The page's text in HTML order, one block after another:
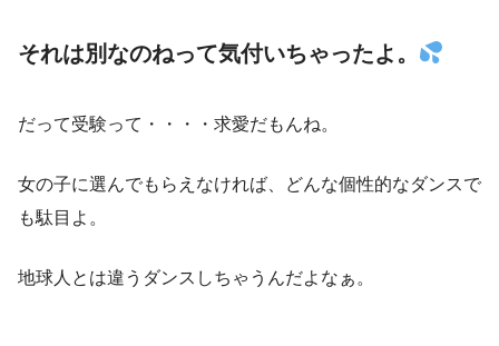
それは別なのねって気付いちゃったよ。
だって受験って・・・・求愛だもんね。
女の子に選んでもらえなければ、どんな個性的なダンスで
も駄目よ。
地球人とは違うダンスしちゃうんだよなぁ。